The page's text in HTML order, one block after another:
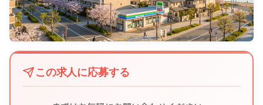
この求人に応募する